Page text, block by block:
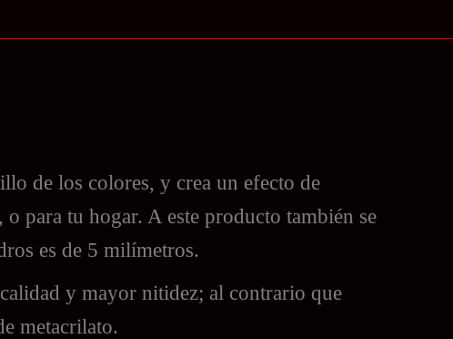
de los colores, y crea un efecto de
para tu hogar. A este producto también se
es de 5 milímetros.
y mayor nitidez; al contrario que
metacrilato.